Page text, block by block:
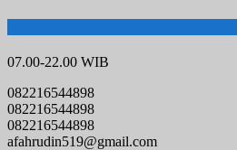
07.00-22.00 WIB
082216544898
082216544898
082216544898
afahrudin519@gmail.com